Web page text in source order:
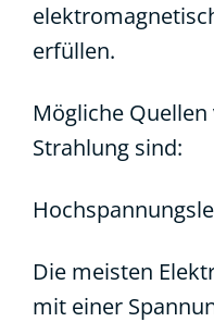
erfüllen.
Mögliche
Strahlung sind:
Die meisten
mit einer